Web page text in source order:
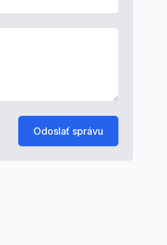
Odoslať správu